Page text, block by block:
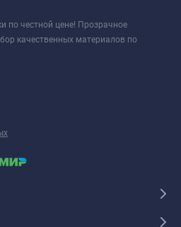
по честной цене! Прозрачное
качественных материалов по